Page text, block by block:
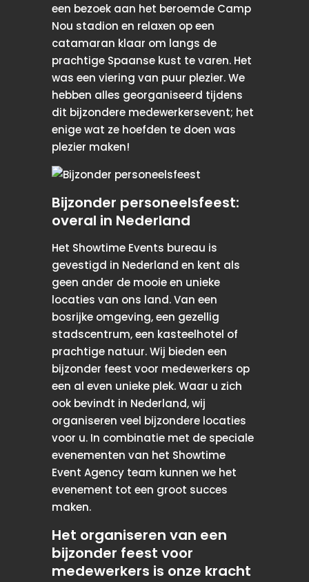
een bezoek aan het beroemde Camp
Nou stadion en relaxen op een
catamaran klaar om langs de
prachtige Spaanse kust te varen. Het
was een viering van puur plezier. We
hebben alles georganiseerd tijdens
dit bijzondere medewerkersevent; het
enige wat ze hoefden te doen was
plezier maken!
Bijzonder personeelsfeest:
overal in Nederland
Het Showtime Events bureau is
gevestigd in Nederland en kent als
geen ander de mooie en unieke
locaties van ons land. Van een
bosrijke omgeving, een gezellig
stadscentrum, een kasteelhotel of
prachtige natuur. Wij bieden een
bijzonder feest voor medewerkers op
een al even unieke plek. Waar u zich
ook bevindt in Nederland, wij
organiseren veel bijzondere locaties
voor u. In combinatie met de speciale
evenementen van het Showtime
Event Agency team kunnen we het
evenement tot een groot succes
maken.
Het organiseren van een
bijzonder feest voor
medewerkers is onze kracht